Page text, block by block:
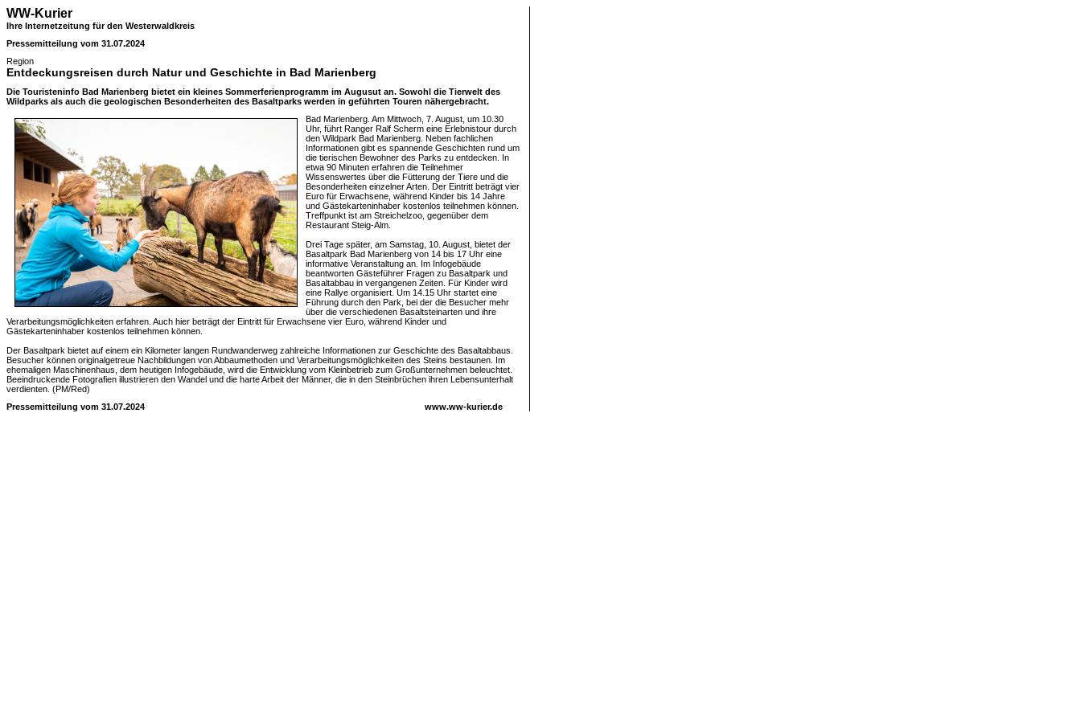
WW-Kurier
Ihre Internetzeitung für den Westerwaldkreis
Pressemitteilung vom 31.07.2024
Region
Entdeckungsreisen durch Natur und Geschichte in Bad Marienberg
Die Touristeninfo Bad Marienberg bietet ein kleines Sommerferienprogramm im Augusut an. Sowohl die Tierwelt des
Wildparks als auch die geologischen Besonderheiten des Basaltparks werden in geführten Touren nähergebracht.
Bad Marienberg. Am Mittwoch, 7. August, um 10.30
Uhr, führt Ranger Ralf Scherm eine Erlebnistour durch
den Wildpark Bad Marienberg. Neben fachlichen
Informationen gibt es spannende Geschichten rund um
die tierischen Bewohner des Parks zu entdecken. In
etwa 90 Minuten erfahren die Teilnehmer
Wissenswertes über die Fütterung der Tiere und die
Besonderheiten einzelner Arten. Der Eintritt beträgt vier
Euro für Erwachsene, während Kinder bis 14 Jahre
und Gästekarteninhaber kostenlos teilnehmen können.
Treffpunkt ist am Streichelzoo, gegenüber dem
Restaurant Steig-Alm.
Drei Tage später, am Samstag, 10. August, bietet der
Basaltpark Bad Marienberg von 14 bis 17 Uhr eine
informative Veranstaltung an. Im Infogebäude
beantworten Gästeführer Fragen zu Basaltpark und
Basaltabbau in vergangenen Zeiten. Für Kinder wird
eine Rallye organisiert. Um 14.15 Uhr startet eine
Führung durch den Park, bei der die Besucher mehr
über die verschiedenen Basaltsteinarten und ihre
Verarbeitungsmöglichkeiten erfahren. Auch hier beträgt der Eintritt für Erwachsene vier Euro, während Kinder und
Gästekarteninhaber kostenlos teilnehmen können.
Der Basaltpark bietet auf einem ein Kilometer langen Rundwanderweg zahlreiche Informationen zur Geschichte des Basaltabbaus.
Besucher können originalgetreue Nachbildungen von Abbaumethoden und Verarbeitungsmöglichkeiten des Steins bestaunen. Im
ehemaligen Maschinenhaus, dem heutigen Infogebäude, wird die Entwicklung vom Kleinbetrieb zum Großunternehmen beleuchtet.
Beeindruckende Fotografien illustrieren den Wandel und die harte Arbeit der Männer, die in den Steinbrüchen ihren Lebensunterhalt
verdienten. (PM/Red)
Pressemitteilung vom 31.07.2024
www.ww-kurier.de